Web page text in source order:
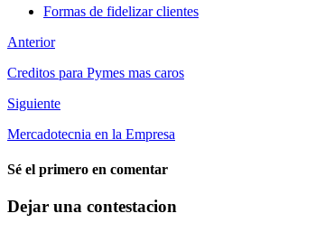
Formas de fidelizar clientes
Anterior
Creditos para Pymes mas caros
Siguiente
Mercadotecnia en la Empresa
Sé el primero en comentar
Dejar una contestacion